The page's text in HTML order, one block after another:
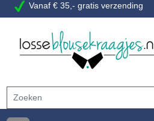
Vanaf € 35,- gratis verzending